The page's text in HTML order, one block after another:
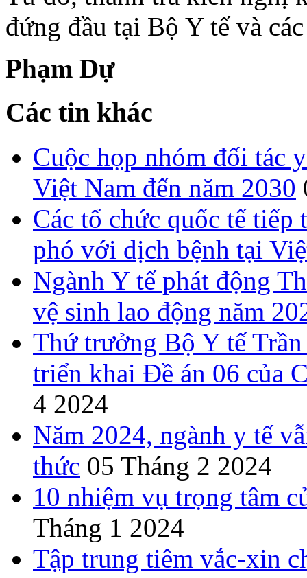
đứng đầu tại Bộ Y tế và
Phạm Dự
Các tin khác
Cuộc họp nhóm đối tác
Việt Nam đến năm 2030
Các tổ chức quốc tế
phó với dịch bệnh tại
Ngành Y tế phát động
vệ sinh lao động năm
Thứ trưởng Bộ Y tế
triển khai Đề án 06 của
4 2024
Năm 2024, ngành y tế
thức 05 Tháng 2 2024
10 nhiệm vụ trọng tâm
Tháng 1 2024
Tập trung tiêm vắc-xin